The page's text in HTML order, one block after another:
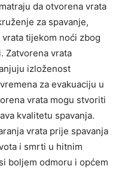
da otvorena vrata
za spavanje,
tijekom noći zbog
Zatvorena vrata
izloženost
za evakuaciju u
vrata mogu stvoriti
kvalitetu spavanja.
vrata prije spavanja
i smrti u hitnim
boljem odmoru i općem